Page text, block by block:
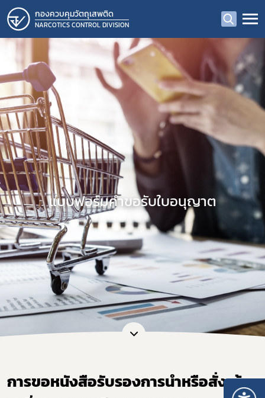
กองควบคุมวัตถุเสพติด
NARCOTICS CONTROL DIVISION
แบบฟอร์มคำขอรับใบอนุญาต
การขอหนังสือรับรองการนำหรือสั่งเข้า